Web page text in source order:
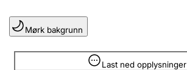
Lag og forening
Registrere, endre, slette
Mørk bakgrunn
Last ned opplysninger
Opplysninger er skjult